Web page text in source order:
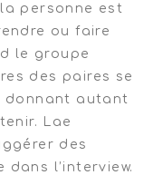
personne est
ou faire
le groupe
des paires se
donnant autant
Lae
des
l’interview.